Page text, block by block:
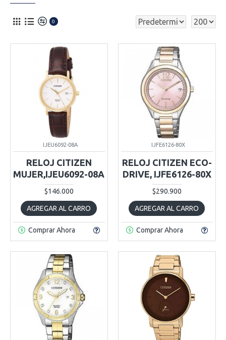
0
IJEU6092-08A
RELOJ CITIZEN
MUJER,IJEU6092-08A
$146.000
AGREGAR AL CARRO
Comprar Ahora
IJFE6126-80X
RELOJ CITIZEN ECO-
DRIVE, IJFE6126-80X
$290.900
AGREGAR AL CARRO
Comprar Ahora